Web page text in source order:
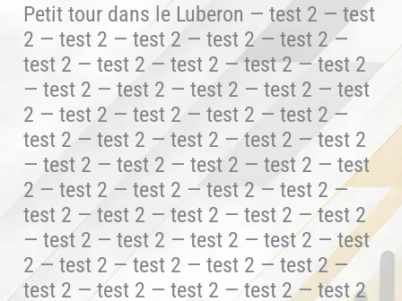
Petit tour dans le Luberon — test 2 — test
2 — test 2 — test 2 — test 2 — test 2 —
test 2 — test 2 — test 2 — test 2 — test 2
— test 2 — test 2 — test 2 — test 2 — test
2 — test 2 — test 2 — test 2 — test 2 —
test 2 — test 2 — test 2 — test 2 — test 2
— test 2 — test 2 — test 2 — test 2 — test
2 — test 2 — test 2 — test 2 — test 2 —
test 2 — test 2 — test 2 — test 2 — test 2
— test 2 — test 2 — test 2 — test 2 — test
2 — test 2 — test 2 — test 2 — test 2 —
test 2 — test 2 — test 2 — test 2 — test 2